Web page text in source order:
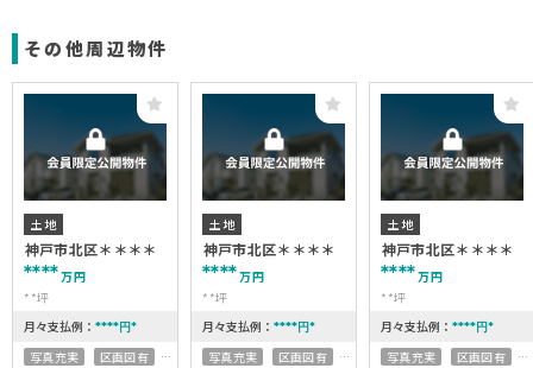
その他周辺物件
土地
神戸市北区＊＊＊＊
****万円
**坪
月々支払例： ****円*
写真充実
区画図有
土地
神戸市北区＊＊＊＊
****万円
**坪
月々支払例： ****円*
写真充実
区画図有
土地
神戸市北区＊＊＊＊
****万円
**坪
月々支払例： ****円*
写真充実
区画図有